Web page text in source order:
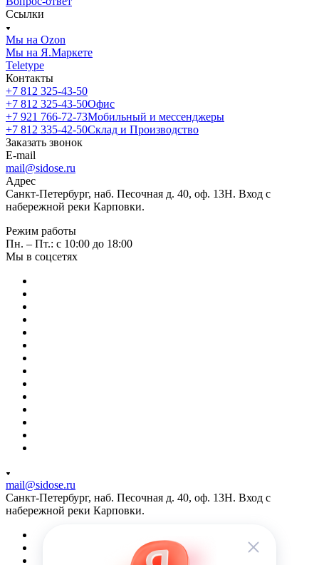
Ссылки
Мы на Ozon
Мы на Я.Маркете
Teletype
Контакты
+7 812 325-43-50
+7 812 325-43-50Офис
+7 921 766-72-73Мобильный и мессенджеры
+7 812 335-42-50Склад и Производство
Заказать звонок
E-mail
mail@sidose.ru
Адрес
Санкт-Петербург, наб. Песочная д. 40, оф. 13Н. Вход с
набережной реки Карповки.
Режим работы
Пн. – Пт.: с 10:00 до 18:00
Мы в соцсетях
mail@sidose.ru
Санкт-Петербург, наб. Песочная д. 40, оф. 13Н. Вход с
набережной реки Карповки.